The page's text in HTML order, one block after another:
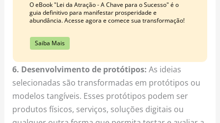
O eBook "Lei da Atração - A Chave para o Sucesso" é o
guia definitivo para manifestar prosperidade e
abundância. Acesse agora e comece sua transformação!
Saiba Mais
6. Desenvolvimento de protótipos: As ideias
selecionadas são transformadas em protótipos ou
modelos tangíveis. Esses protótipos podem ser
produtos físicos, serviços, soluções digitais ou